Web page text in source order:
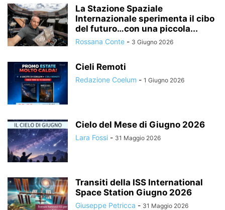
La Stazione Spaziale
Internazionale sperimenta il cibo
del futuro…con una piccola...
Rossana Conte - 3 Giugno 2026
Cieli Remoti
Redazione Coelum - 1 Giugno 2026
Cielo del Mese di Giugno 2026
Lara Fossi - 31 Maggio 2026
Transiti della ISS International
Space Station Giugno 2026
Giuseppe Petricca - 31 Maggio 2026